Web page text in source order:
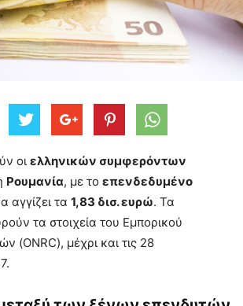
οι ελληνικών συμφερόντων
Ρουμανία, με το επενδεδυμένο
αγγίζει τα 1,83 δισ. ευρώ. Τα
τα στοιχεία του Εμπορικού
(ONRC), μέχρι και τις 28